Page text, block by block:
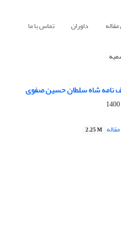
داوران تماس با ما
نامه شاه سلطان حسین صفوی
2.25 M